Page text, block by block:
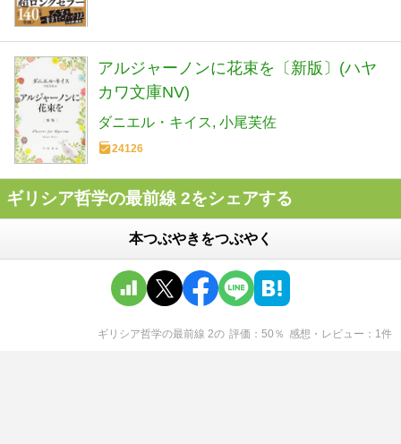
アルジャーノンに花束を〔新版〕(ハヤ
カワ文庫NV)
ダニエル・キイス 小尾芙佐
24126
ギリシア哲学の最前線 2をシェアする
本つぶやきをつぶやく
ギリシア哲学の最前線 2の 評価 50 ％ 感想・レビュー 1 件